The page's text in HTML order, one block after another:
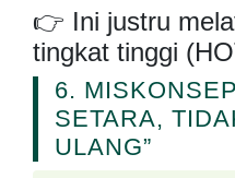
👉 Ini justru
tingkat tinggi
6.
SETARA,
ULANG”